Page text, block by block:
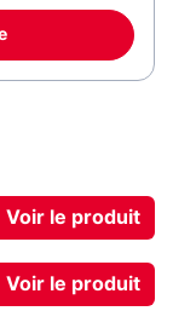
Voir le produit
Voir le produit